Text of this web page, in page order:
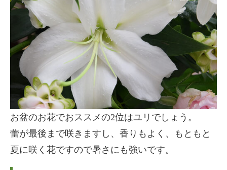
お盆のお花でおススメの2位はユリでしょう。
蕾が最後まで咲きますし、香りもよく、もともと
夏に咲く花ですので暑さにも強いです。